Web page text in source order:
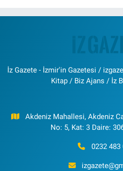
İz Gazete - İzmir'in Gazetesi /
Kitap / Biz Ajans / İz
Akdeniz Mahallesi, Akdeniz
No: 5, Kat: 3 Daire:
0232 483